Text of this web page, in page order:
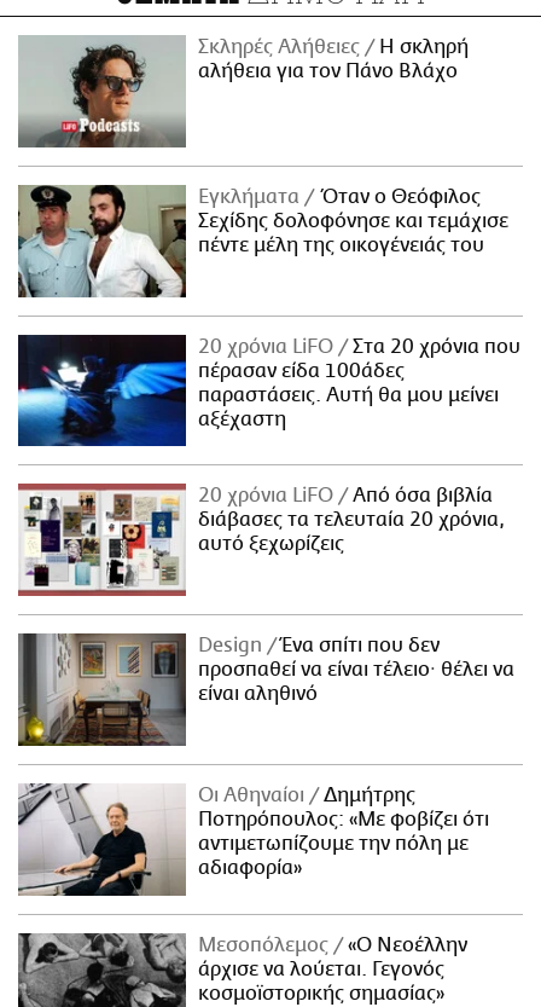
Σκληρές Αλήθειες
H σκληρή
αλήθεια για τον Πάνο Βλάχο
Εγκλήματα
Όταν ο Θεόφιλος
Σεχίδης δολοφόνησε και τεμάχισε
πέντε μέλη της οικογένειάς του
20 χρόνια LiFO
Στα 20 χρόνια που
πέρασαν είδα 100άδες
παραστάσεις. Αυτή θα μου μείνει
αξέχαστη
20 χρόνια LiFO
Από όσα βιβλία
διάβασες τα τελευταία 20 χρόνια,
αυτό ξεχωρίζεις
Design
Ένα σπίτι που δεν
προσπαθεί να είναι τέλειο· θέλει να
είναι αληθινό
Οι Αθηναίοι
Δημήτρης
Ποτηρόπουλος: «Με φοβίζει ότι
αντιμετωπίζουμε την πόλη με
αδιαφορία»
Μεσοπόλεμος
«Ο Νεοέλλην
άρχισε να λούεται. Γεγονός
κοσμοϊστορικής σημασίας»